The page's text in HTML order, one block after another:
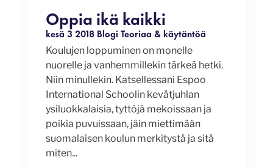
Oppia ikä kaikki
kesä 3 2018 Blogi Teoriaa & käytäntöä
Koulujen loppuminen on monelle
nuorelle ja vanhemmillekin tärkeä hetki.
Niin minullekin. Katsellessani Espoo
International Schoolin kevätjuhlan
ysiluokkalaisia, tyttöjä mekoissaan ja
poikia puvuissaan, jäin miettimään
suomalaisen koulun merkitystä ja sitä
miten...